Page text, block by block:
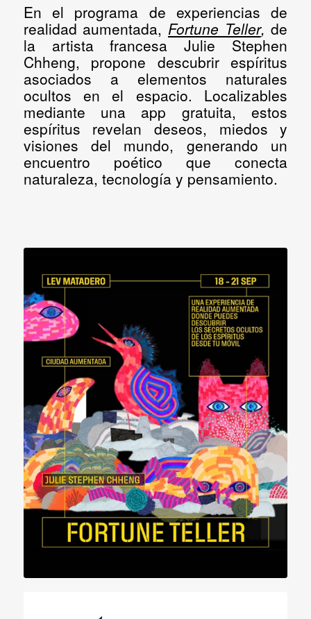
En el programa de experiencias de
realidad aumentada, Fortune Teller, de
la artista francesaJulie Stephen
Chheng, propone descubrir espíritus
asociados a elementos naturales
ocultos en el espacio. Localizables
mediante una app gratuita, estos
espíritus revelan deseos, miedos y
visiones del mundo, generando un
encuentro poético que conecta
naturaleza, tecnología y pensamiento.